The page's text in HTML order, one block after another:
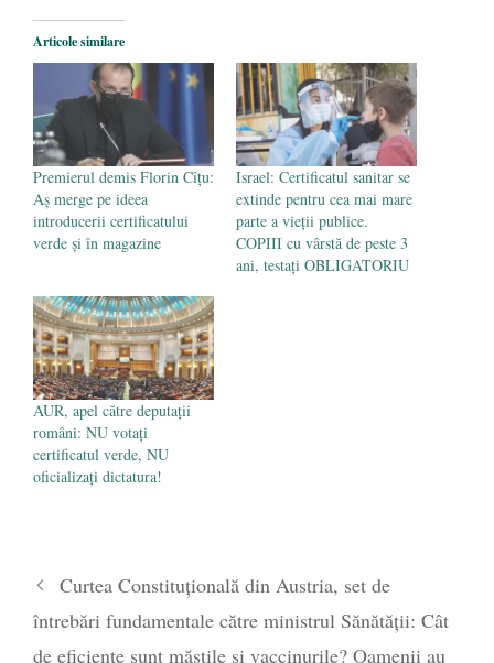
Articole similare
Premierul demis Florin Cîțu:
Aș merge pe ideea
introducerii certificatului
verde și în magazine
Israel: Certificatul sanitar se
extinde pentru cea mai mare
parte a vieții publice.
COPIII cu vârstă de peste 3
ani, testați OBLIGATORIU
AUR, apel către deputații
români: NU votați
certificatul verde, NU
oficializați dictatura!
Curtea Constituțională din Austria, set de
întrebări fundamentale către ministrul Sănătății: Cât
de eficiente sunt măștile și vaccinurile? Oamenii au